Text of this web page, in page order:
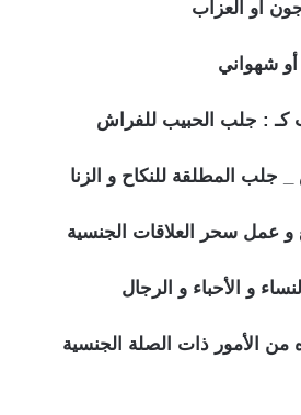
أو العزاب
شهواني
كـ : جلب الحبيب للفراش
جلب المطلقة للنكاح و الزنا
و عمل سحر العلاقات الجنسية
و الأحباء و الرجال
الأمور ذات الصلة الجنسية